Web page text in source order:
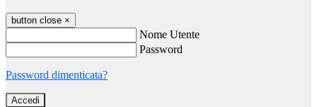
button close ×
Nome Utente
Password
Password dimenticata?